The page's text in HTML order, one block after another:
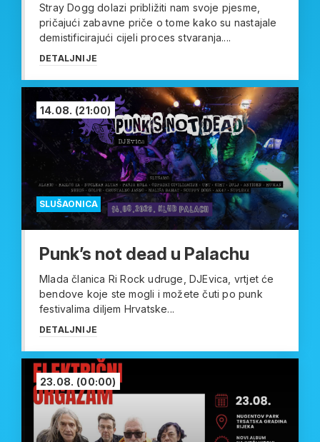
Stray Dogg dolazi približiti nam svoje pjesme,
pričajući zabavne priče o tome kako su nastajale
demistificirajući cijeli proces stvaranja....
DETALJNIJE
SLUŠAONICA
14.08. (21:00)
Punk’s not dead u Palachu
Mlada članica Ri Rock udruge, DJEvica, vrtjet će
bendove koje ste mogli i možete čuti po punk
festivalima diljem Hrvatske...
DETALJNIJE
23.08. (00:00)